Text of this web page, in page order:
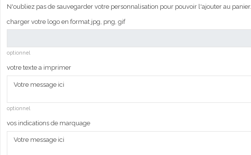
N'oubliez pas de sauvegarder votre personnalisation pour pouvoir l'ajouter au panier.
charger votre logo en format jpg, png, gif
optionnel
votre texte a imprimer
optionnel
vos indications de marquage